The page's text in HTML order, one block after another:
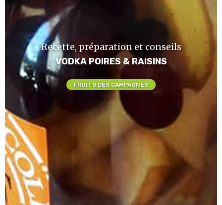
Recette, préparation et conseils
VODKA POIRES & RAISINS
FRUITS DES CAMPAGNES